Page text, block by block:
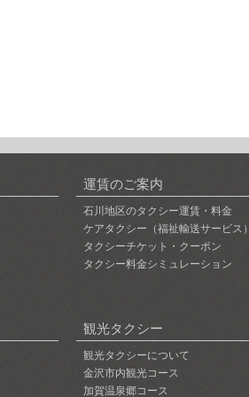
運賃のご案内
石川地区のタクシー運賃・料金
ケアタクシー（福祉輸送サービス）
タクシーチケット・クーポン
タクシー料金シミュレーション
観光タクシー
観光タクシーについて
金沢市内観光コース
加賀温泉郷コース